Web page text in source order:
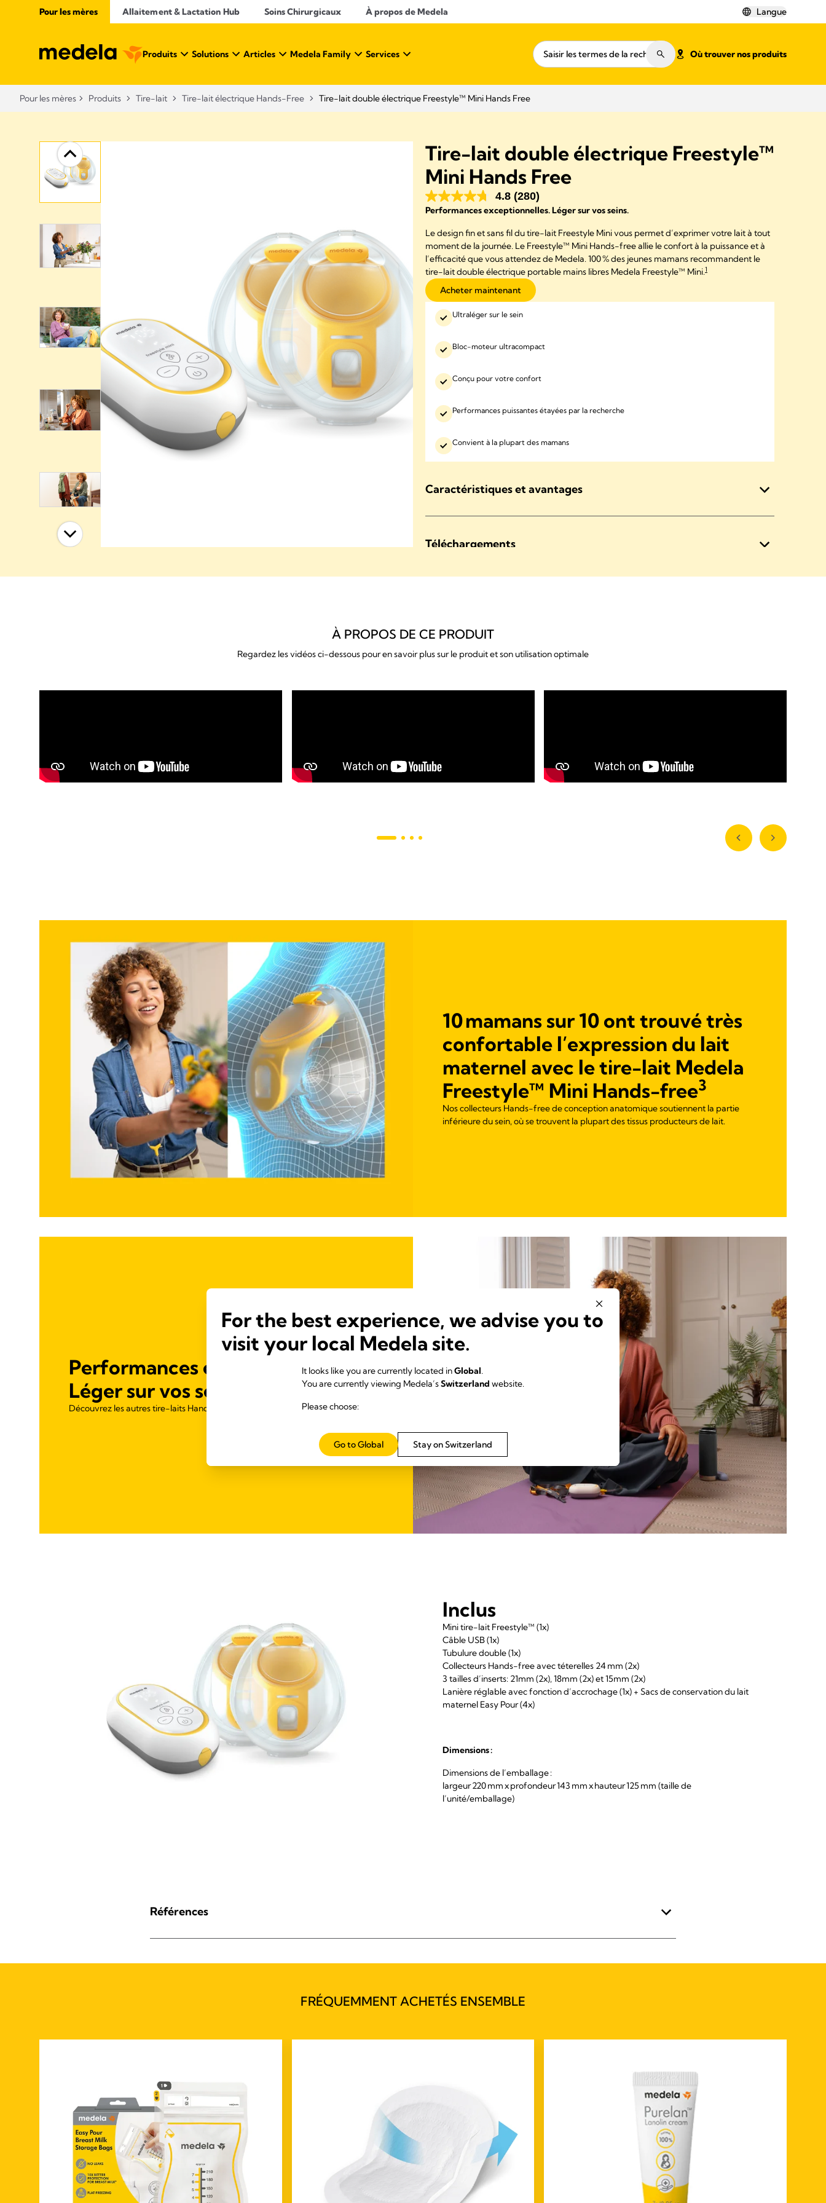
Pour les mères Allaitement & Lactation Hub​ Soins Chirurgicaux À propos de Medela Langue
Produits Solutions Articles Medela Family Services Où trouver nos produits
Pour les mères Produits Tire-lait Tire-lait électrique Hands-Free Tire-lait double électrique Freestyle™ Mini Hands Free
Tire-lait double électrique Freestyle™
Mini Hands Free
4.8 (280)
Performances exceptionnelles. Léger sur vos seins.
Le design fin et sans fil du tire-lait Freestyle Mini vous permet d’exprimer votre lait à tout
moment de la journée. Le Freestyle™ Mini Hands-free allie le confort à la puissance et à
l’efficacité que vous attendez de Medela. 100 % des jeunes mamans recommandent le
tire-lait double électrique portable mains libres Medela Freestyle™ Mini.1
Acheter maintenant
Ultraléger sur le sein
Bloc-moteur ultracompact
Conçu pour votre confort
Performances puissantes étayées par la recherche
Convient à la plupart des mamans
Caractéristiques et avantages
Téléchargements
À PROPOS DE CE PRODUIT
Regardez les vidéos ci-dessous pour en savoir plus sur le produit et son utilisation optimale
10 mamans sur 10 ont trouvé très
confortable l’expression du lait
maternel avec le tire-lait Medela
Freestyle™ Mini Hands-free3
Nos collecteurs Hands-free de conception anatomique soutiennent la partie
inférieure du sein, où se trouvent la plupart des tissus producteurs de lait.
Performances exceptionnelles.
Léger sur vos seins.
Découvrez les autres tire-laits Hands-free de Medela.
Inclus
Mini tire-lait Freestyle™ (1x)
Câble USB (1x)
Tubulure double (1x)
Collecteurs Hands-free avec téterelles 24 mm (2x)
3 tailles d’inserts: 21mm (2x), 18mm (2x) et 15mm (2x)
Lanière réglable avec fonction d’accrochage (1x) + Sacs de conservation du lait
maternel Easy Pour (4x)
Dimensions :
Dimensions de l’emballage :
largeur 220 mm x profondeur 143 mm x hauteur 125 mm (taille de
l’unité/emballage)
Références
FRÉQUEMMENT ACHETÉS ENSEMBLE
For the best experience, we advise you to
visit your local Medela site.
It looks like you are currently located inGlobal.
You are currently viewing Medela’sSwitzerland website.
Please choose:
Stay on Switzerland
Go to Global